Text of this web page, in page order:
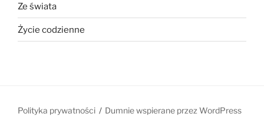
Ze świata
Życie codzienne
Polityka prywatności Dumnie wspierane przez WordPress